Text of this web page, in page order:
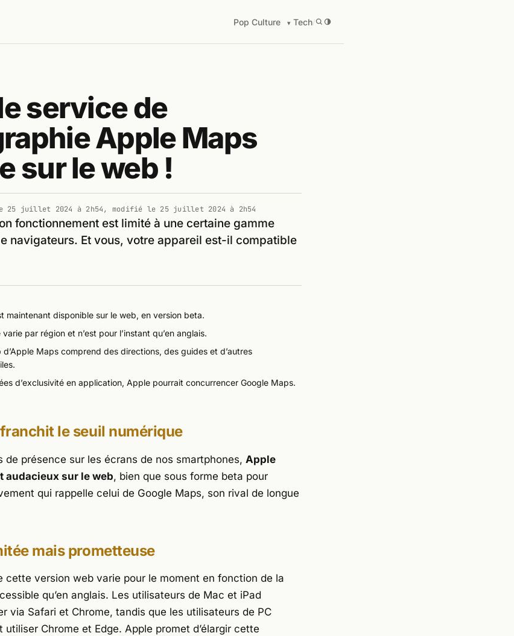
Pop Culture Tech/
service de
Apple Maps
sur le web !
25 juillet 2024 à 2h54, modifié le 25 juillet 2024 à 2h54
fonctionnement est limité à une certaine gamme
navigateurs. Et vous, votre appareil est-il compatible
maintenant disponible sur le web, en version beta.
par région et n’est pour l’instant qu’en anglais.
d’Apple Maps comprend des directions, des guides et d’autres
d’exclusivité en application, Apple pourrait concurrencer Google Maps.
le seuil numérique
de présence sur les écrans de nos smartphones, Apple
audacieux sur le web, bien que sous forme beta pour
qui rappelle celui de Google Maps, son rival de longue
mais prometteuse
cette version web varie pour le moment en fonction de la
qu’en anglais. Les utilisateurs de Mac et iPad
via Safari et Chrome, tandis que les utilisateurs de PC
Chrome et Edge. Apple promet d’élargir cette